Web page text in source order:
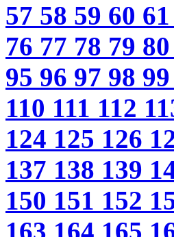
57 58 59 60 61
76 77 78 79 80
95 96 97 98 99
110 111 112
124 125 126
137 138 139
150 151 152